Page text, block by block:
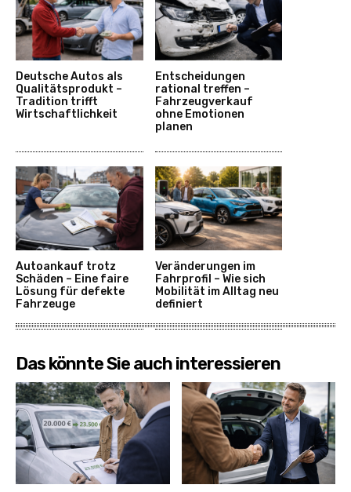
Deutsche Autos als
Qualitätsprodukt –
Tradition trifft
Wirtschaftlichkeit
Entscheidungen
rational treffen –
Fahrzeugverkauf
ohne Emotionen
planen
Autoankauf trotz
Schäden – Eine faire
Lösung für defekte
Fahrzeuge
Veränderungen im
Fahrprofil – Wie sich
Mobilität im Alltag neu
definiert
Das könnte Sie auch interessieren